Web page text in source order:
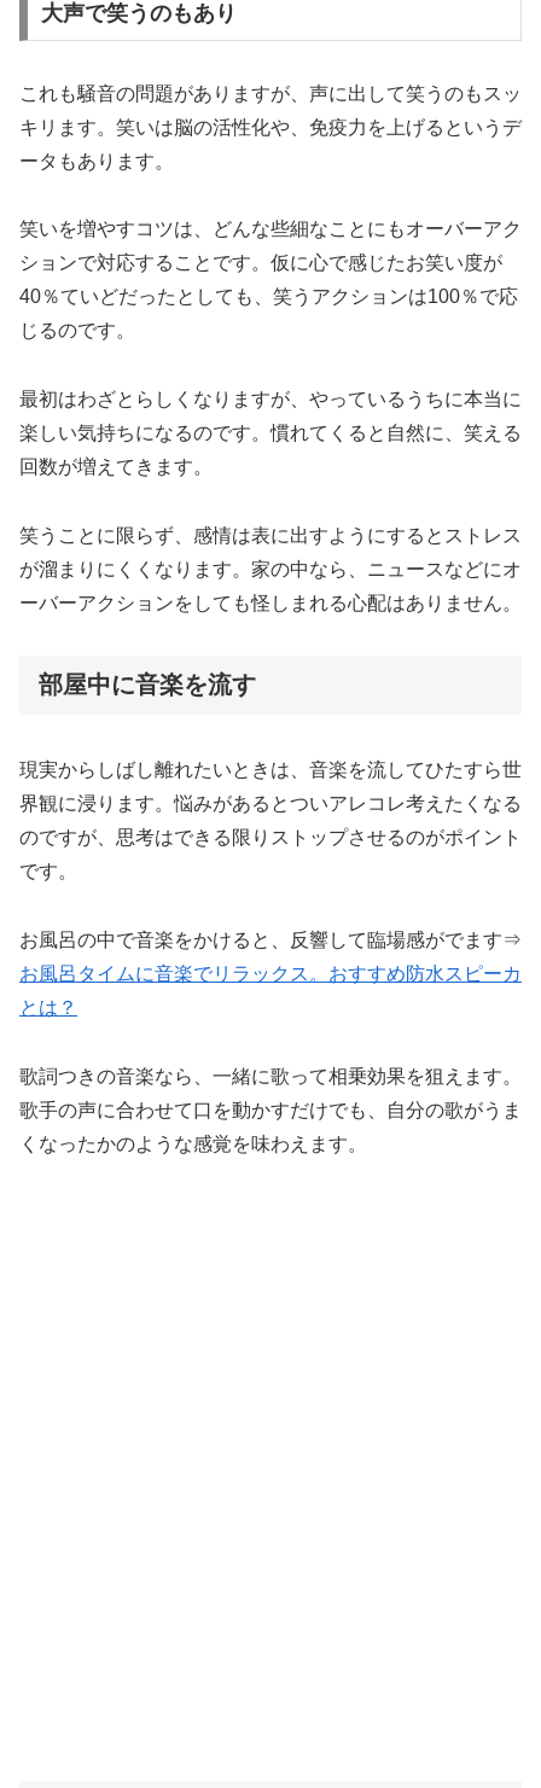
大声で笑うのもあり
これも騒音の問題がありますが、声に出して笑うのもスッ
キリます。笑いは脳の活性化や、免疫力を上げるというデ
ータもあります。
笑いを増やすコツは、どんな些細なことにもオーバーアク
ションで対応することです。仮に心で感じたお笑い度が
40％ていどだったとしても、笑うアクションは100％で応
じるのです。
最初はわざとらしくなりますが、やっているうちに本当に
楽しい気持ちになるのです。慣れてくると自然に、笑える
回数が増えてきます。
笑うことに限らず、感情は表に出すようにするとストレス
が溜まりにくくなります。家の中なら、ニュースなどにオ
ーバーアクションをしても怪しまれる心配はありません。
部屋中に音楽を流す
現実からしばし離れたいときは、音楽を流してひたすら世
界観に浸ります。悩みがあるとついアレコレ考えたくなる
のですが、思考はできる限りストップさせるのがポイント
です。
お風呂の中で音楽をかけると、反響して臨場感がでます⇒
お風呂タイムに音楽でリラックス。おすすめ防水スピーカ
とは？
歌詞つきの音楽なら、一緒に歌って相乗効果を狙えます。
歌手の声に合わせて口を動かすだけでも、自分の歌がうま
くなったかのような感覚を味わえます。